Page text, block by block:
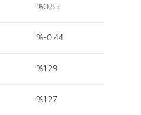
%0.85
%-0.44
%1.29
%1.27